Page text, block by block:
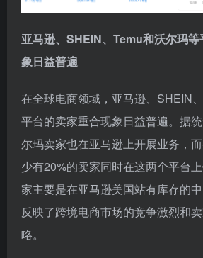
亚马逊、SHEIN、Temu和沃尔玛
象日益普遍
在全球电商领域，亚马逊、SHEIN
平台的卖家重合现象日益普遍。据
尔玛卖家也在亚马逊上开展业务，
少有20%的卖家同时在这两个平台
家主要是在亚马逊美国站有库存的
反映了跨境电商市场的竞争激烈和
略。